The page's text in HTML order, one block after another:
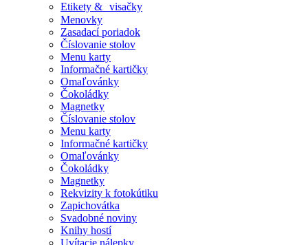
Etikety & visačky
Menovky
Zasadací poriadok
Číslovanie stolov
Menu karty
Informačné kartičky
Omaľovánky
Čokoládky
Magnetky
Číslovanie stolov
Menu karty
Informačné kartičky
Omaľovánky
Čokoládky
Magnetky
Rekvizity k fotokútiku
Zapichovátka
Svadobné noviny
Knihy hostí